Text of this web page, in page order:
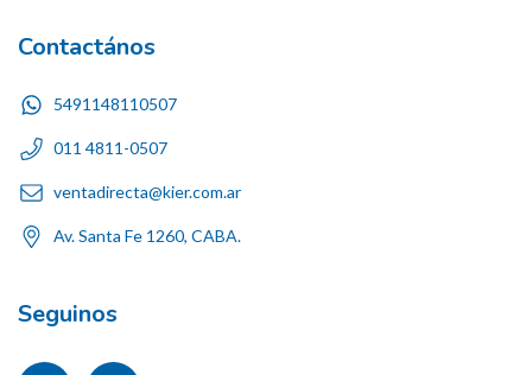
Contactános
5491148110507
011 4811-0507
ventadirecta@kier.com.ar
Av. Santa Fe 1260, CABA.
Seguinos